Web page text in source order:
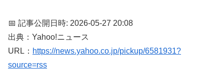
📅 記事公開日時: 2026-05-27 20:08
出典：Yahoo!ニュース
URL： https://news.yahoo.co.jp/pickup/6581931?
source=rss